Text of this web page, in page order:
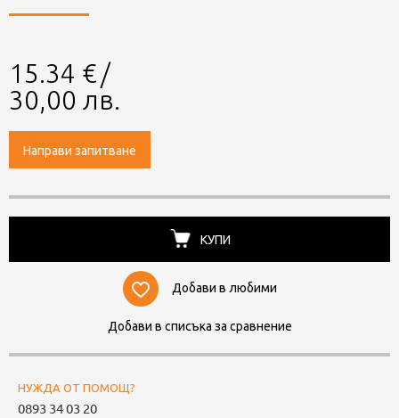
15.34 € /
30,00 лв.
Направи запитване
КУПИ
Добави в любими
Добави в списъка за сравнение
НУЖДА ОТ ПОМОЩ?
0893 34 03 20